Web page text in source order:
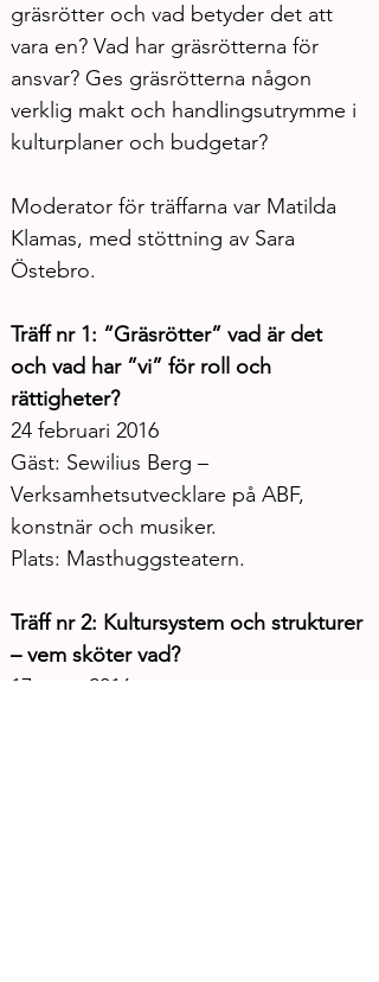
gräsrötter och vad betyder det att
vara en? Vad har gräsrötterna för
ansvar? Ges gräsrötterna någon
verklig makt och handlingsutrymme i
kulturplaner och budgetar?
Moderator för träffarna var Matilda
Klamas, med stöttning av Sara
Östebro.
Träff nr 1: “Gräsrötter” vad är det
och vad har ”vi” för roll och
rättigheter?
24 februari 2016
Gäst: Sewilius Berg –
Verksamhetsutvecklare på ABF,
konstnär och musiker.
Plats: Masthuggsteatern.
Träff nr 2: Kultursystem och strukturer
– vem sköter vad?
17 mars 2016